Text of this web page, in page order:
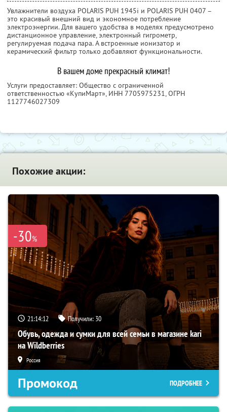
Увлажнители воздуха POLARIS PUH 1945i и POLARIS PUH 0407 –
это красивый внешний вид и экономное потребление
электроэнергии. Для вашего удобства в моделях предусмотрено
дистанционное управление, электронный гигрометр,
регулируемая подача пара. А встроенные ионизатор и
керамический фильтр только добавляют функциональности.
В вашем доме прекрасный климат!
Услуги предоставляет: Общество с ограниченной
ответственностью «КупиМарт», ИНН 7705975231, ОГРН
1127746027309
Похожие акции:
-30%
21:14:11 Получили: 30
Обувь, одежда и сумки для всей семьи в магазине kari
на Wildberries
Россия
Промокод ПОДРОБНЕЕ